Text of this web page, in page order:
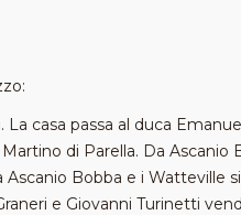
casa passa al duca
di Parella. Da Ascanio
Bobba e i Watteville
e Giovanni Turinetti